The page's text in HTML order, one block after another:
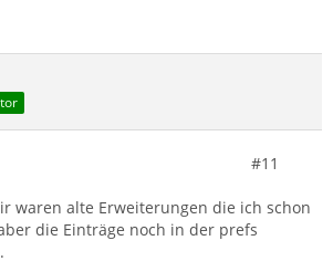
#11
waren alte Erweiterungen die ich schon
die Einträge noch in der prefs